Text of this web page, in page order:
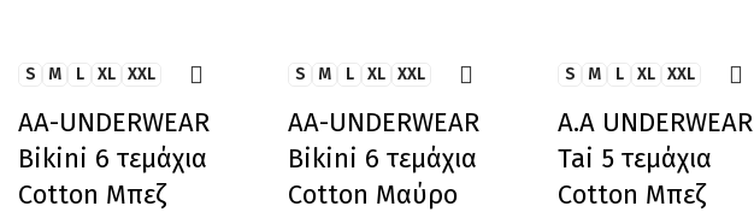
S M L XL XXL
AA-UNDERWEAR
Bikini 6 τεμάχια
Cotton Μπεζ
S M L XL XXL
AA-UNDERWEAR
Bikini 6 τεμάχια
Cotton Μαύρο
S M L XL XXL
A.A UNDERWEAR
Tai 5 τεμάχια
Cotton Μπεζ